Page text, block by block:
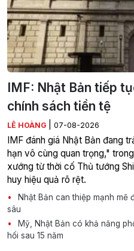
IMF: Nhật Bản tiếp
chính sách tiền tệ
LÊ HOÀNG 07-08-2026
IMF đánh giá Nhật Bản đang
hạn vô cùng quan trọng,"
xướng từ thời cố Thủ tướng
huy hiệu quả rõ rệt.
Nhật Bản can thiệp mạnh mẽ
sâu
Mỹ, Nhật Bản có khả năng
hối sau 15 năm